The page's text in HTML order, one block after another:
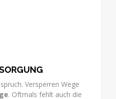
Versperren Wege
. Oftmals fehlt auch die